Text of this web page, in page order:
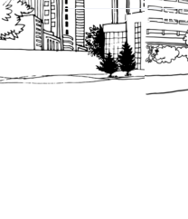
אביב-יפו.